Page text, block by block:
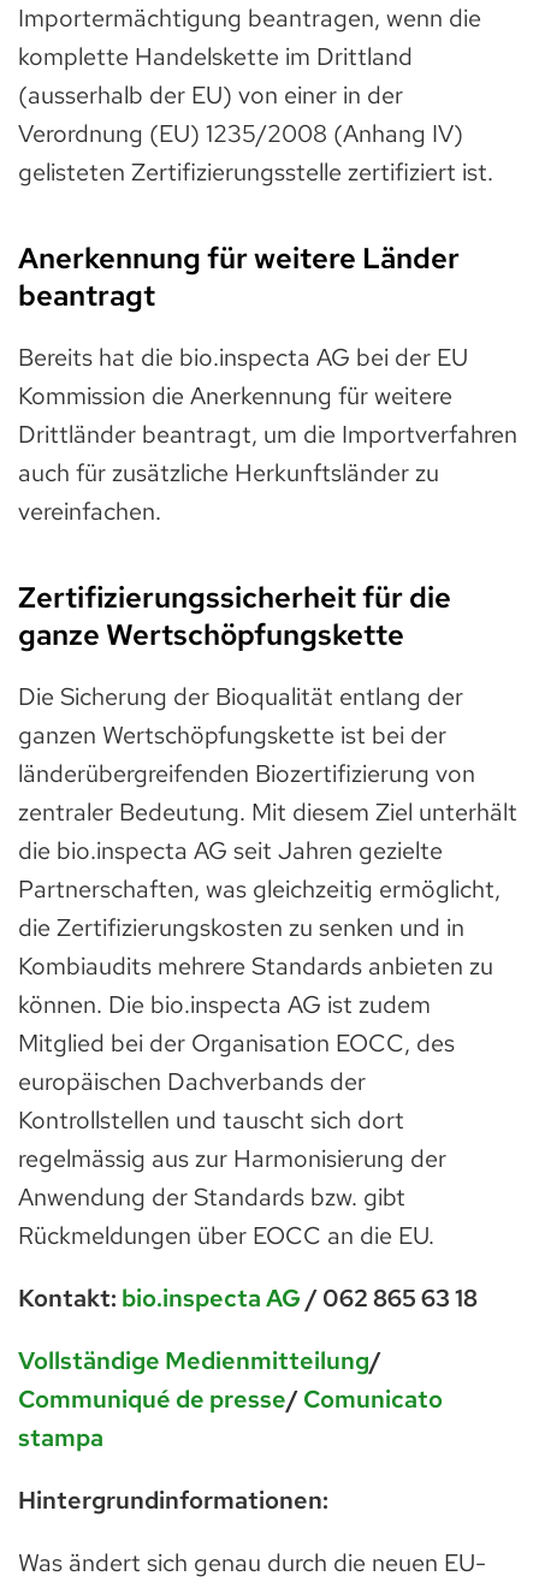
Importermächtigung beantragen, wenn die
komplette Handelskette im Drittland
(ausserhalb der EU) von einer in der
Verordnung (EU) 1235/2008 (Anhang IV)
gelisteten Zertifizierungsstelle zertifiziert ist.
Anerkennung für weitere Länder
beantragt
Bereits hat die bio.inspecta AG bei der EU
Kommission die Anerkennung für weitere
Drittländer beantragt, um die Importverfahren
auch für zusätzliche Herkunftsländer zu
vereinfachen.
Zertifizierungssicherheit für die
ganze Wertschöpfungskette
Die Sicherung der Bioqualität entlang der
ganzen Wertschöpfungskette ist bei der
länderübergreifenden Biozertifizierung von
zentraler Bedeutung. Mit diesem Ziel unterhält
die bio.inspecta AG seit Jahren gezielte
Partnerschaften, was gleichzeitig ermöglicht,
die Zertifizierungskosten zu senken und in
Kombiaudits mehrere Standards anbieten zu
können. Die bio.inspecta AG ist zudem
Mitglied bei der Organisation EOCC, des
europäischen Dachverbands der
Kontrollstellen und tauscht sich dort
regelmässig aus zur Harmonisierung der
Anwendung der Standards bzw. gibt
Rückmeldungen über EOCC an die EU.
Kontakt: bio.inspecta AG / 062 865 63 18
Vollständige Medienmitteilung/
Communiqué de presse/Comunicato
stampa
Hintergrundinformationen:
Was ändert sich genau durch die neuen EU-